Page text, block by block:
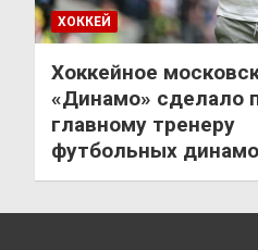
ХОККЕЙ
Хоккейное
«Динамо» сделало
главному тренеру
футбольных